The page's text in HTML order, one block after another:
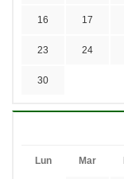
16 17
23 24
30
Lun Mar